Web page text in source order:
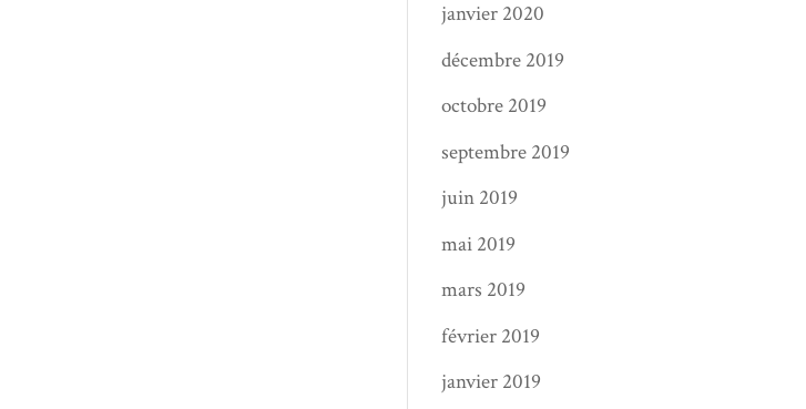
janvier 2020
décembre 2019
octobre 2019
septembre 2019
juin 2019
mai 2019
mars 2019
février 2019
janvier 2019